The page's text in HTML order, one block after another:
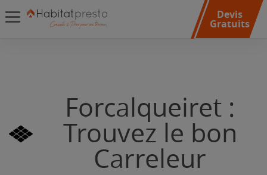
Devis
Gratuits
Forcalqueiret :
Trouvez le bon
Carreleur